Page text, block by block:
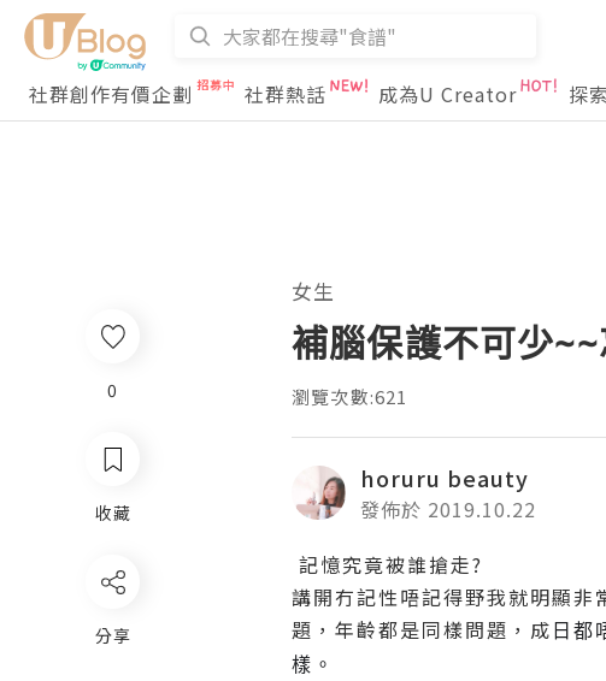
社群創作有價企劃
社群熱話 成為U Creator 探索
0
收藏
分享
女生
補腦保護不可少
瀏覽次數:621
horuru beauty
發佈於 2019.10.22
記憶究竟被誰搶走?
講開冇記性唔記得野我就明顯
題，年齡都是同樣問題，成 日都
樣。